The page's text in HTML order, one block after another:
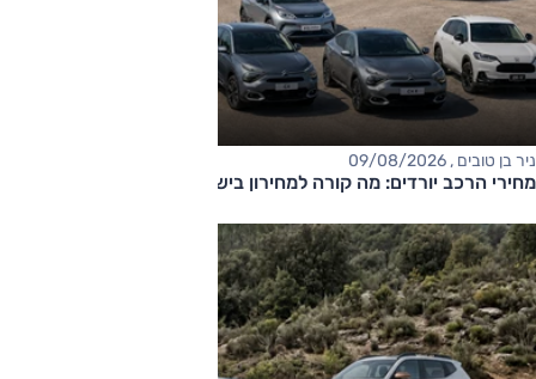
ניר בן טובים , 09/08/2026
מחירי הרכב יורדים: מה קורה למחירון בישראל?